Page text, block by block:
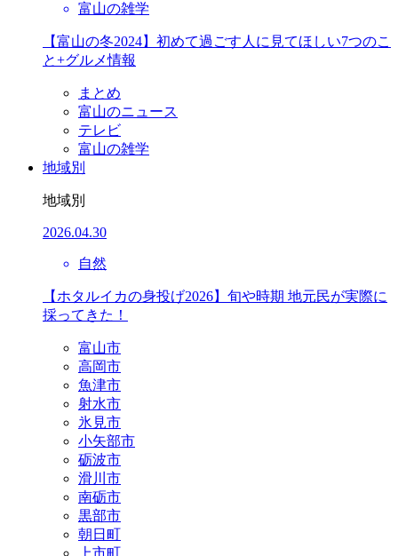
富山の雑学
【富山の冬2024】初めて過ごす人に見てほしい7つのこ
と+グルメ情報
まとめ
富山のニュース
テレビ
富山の雑学
地域別
地域別
2026.04.30
自然
【ホタルイカの身投げ2026】旬や時期 地元民が実際に
採ってきた！
富山市
高岡市
魚津市
射水市
氷見市
小矢部市
砺波市
滑川市
南砺市
黒部市
朝日町
上市町